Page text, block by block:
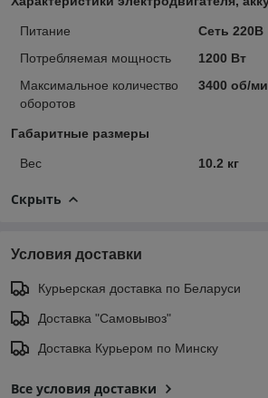
Питание
Сеть 220В
Потребляемая мощность
1200 Вт
Максимальное количество
оборотов
3400 об/
Габаритные размеры
Вес 10.2 кг
Скрыть
Условия доставки
Курьерская доставка по Беларуси
Доставка "Самовывоз"
Доставка Курьером по Минску
Все условия доставки